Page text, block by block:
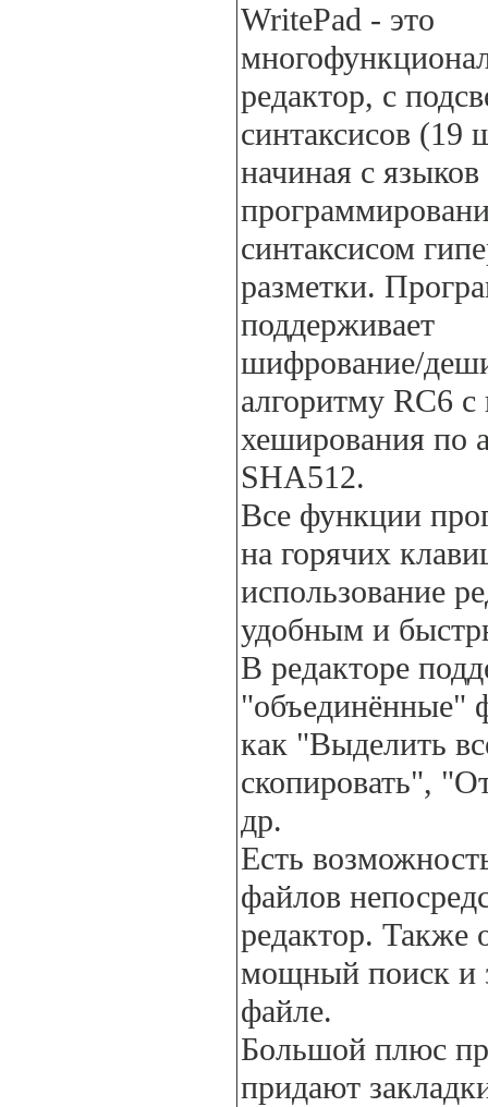
WritePad - это
редактор, с
синтаксисов (19
начиная с языков
синтаксисом
разметки.
поддерживает
шифрование/
алгоритму RC6
хеширования по
SHA512.
Все функции
на горячих
использование
удобным и
В редакторе
"объединённые"
как "Выделить
скопировать",
др.
Есть
файлов
редактор. Также
мощный поиск и
файле.
Большой плюс
придают